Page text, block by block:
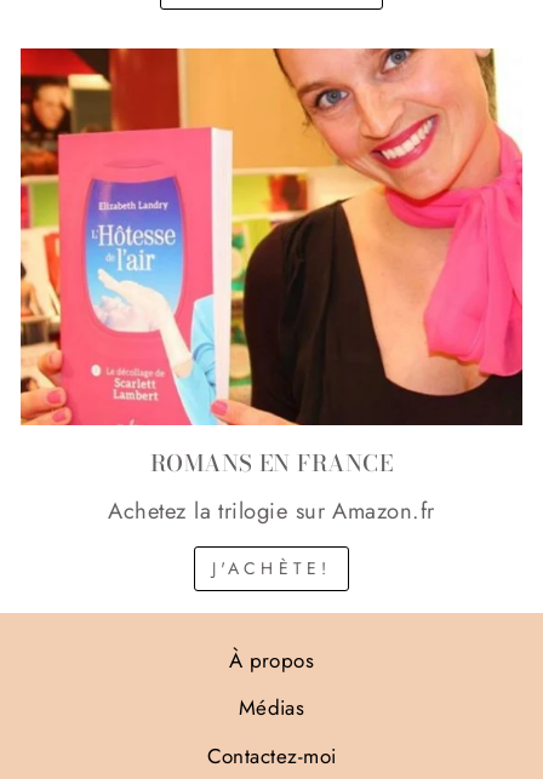
ROMANS EN FRANCE
Achetez la trilogie sur Amazon.fr
J'ACHÈTE!
À propos
Médias
Contactez-moi